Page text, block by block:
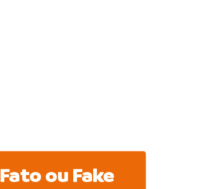
Fato ou Fake